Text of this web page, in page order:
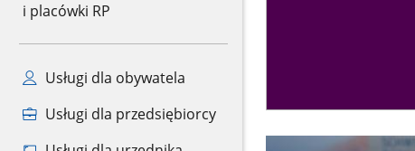
i placówki RP
Usługi dla obywatela
Usługi dla przedsiębiorcy